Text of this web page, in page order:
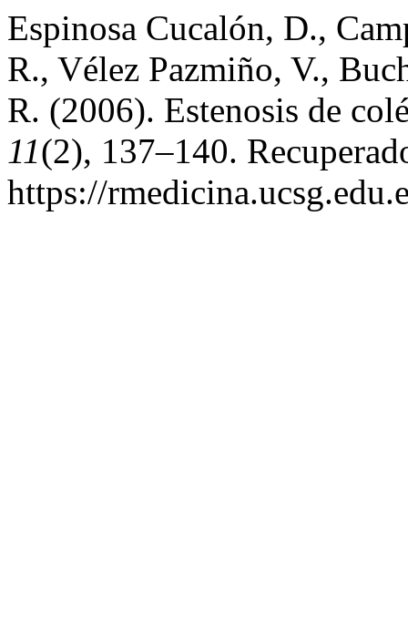
Espinosa Cucalón, D.,
R., Vélez Pazmiño, V.,
R. (2006). Estenosis de
11(2), 137–140.
https://